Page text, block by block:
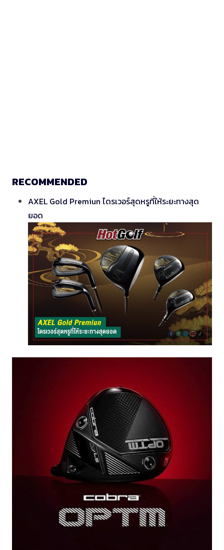
RECOMMENDED
AXEL Gold Premiun ไดรเวอร์สุดหรูที่ให้ระยะทางสุด
ยอด